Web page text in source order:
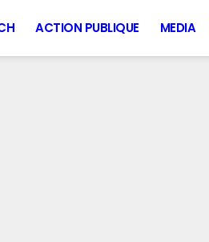
ACTION PUBLIQUE MEDIA